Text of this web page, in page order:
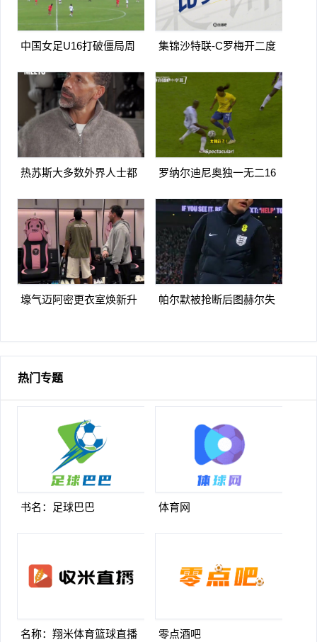
中国女足U16打破僵局周
角破门
集锦沙特联-C罗梅开二度
热苏斯大多数外界人士都
罗纳尔迪尼奥独一无二16
时刻
壕气迈阿密更衣室焕新升
帕尔默被抢断后图赫尔失
破门
热门专题
书名：足球巴巴 体育网
名称：翔米体育篮球直播 零点酒吧